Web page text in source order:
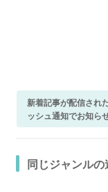
新着記事が配信され
ッシュ通知でお知ら
同じジャンルの